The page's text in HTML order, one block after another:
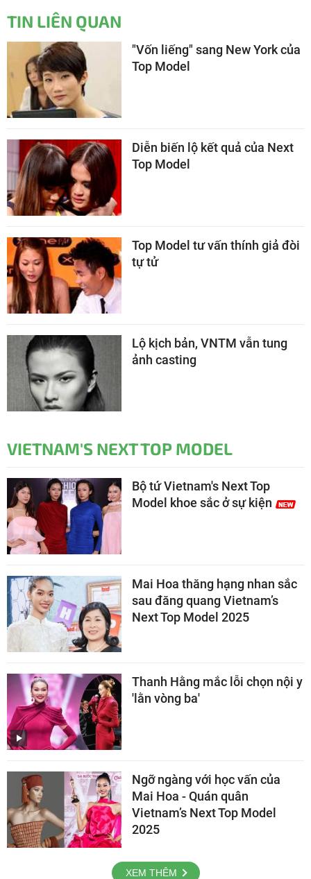
TIN LIÊN QUAN
"Vốn liếng" sang New York của
Top Model
Diễn biến lộ kết quả của Next
Top Model
Top Model tư vấn thính giả đòi
tự tử
Lộ kịch bản, VNTM vẫn tung
ảnh casting
VIETNAM'S NEXT TOP MODEL
Bộ tứ Vietnam's Next Top
Model khoe sắc ở sự kiện
Mai Hoa thăng hạng nhan sắc
sau đăng quang Vietnam’s
Next Top Model 2025
Thanh Hằng mắc lỗi chọn nội y
'lằn vòng ba'
Ngỡ ngàng với học vấn của
Mai Hoa - Quán quân
Vietnam’s Next Top Model
2025
XEM THÊM